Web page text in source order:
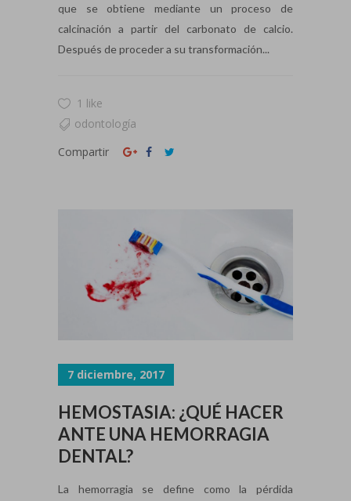
que se obtiene mediante un proceso de
calcinación a partir del carbonato de calcio.
Después de proceder a su transformación...
1 like
odontología
Compartir
7 diciembre, 2017
HEMOSTASIA: ¿QUÉ HACER
ANTE UNA HEMORRAGIA
DENTAL?
La hemorragia se define como la pérdida